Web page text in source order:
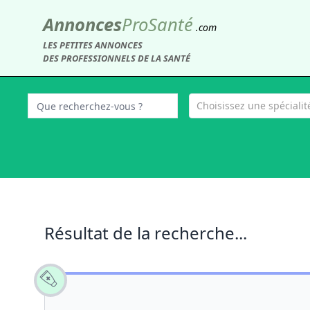
AnnoncesProSanté .com
LES PETITES ANNONCES
DES PROFESSIONNELS DE LA SANTÉ
Choisissez une
Résultat de la recherche...